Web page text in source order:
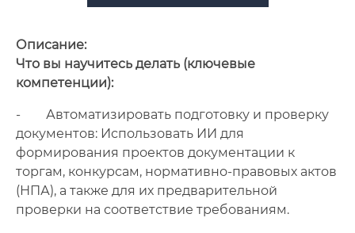
Описание:
Что вы научитесь делать (ключевые
компетенции):
- Автоматизировать подготовку и проверку
документов: Использовать ИИ для
формирования проектов документации к
торгам, конкурсам, нормативно-правовых актов
(НПА), а также для их предварительной
проверки на соответствие требованиям.